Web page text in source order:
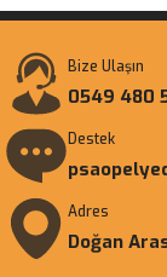
Bize Ulaşın
0549 480
Destek
Adres
Doğan